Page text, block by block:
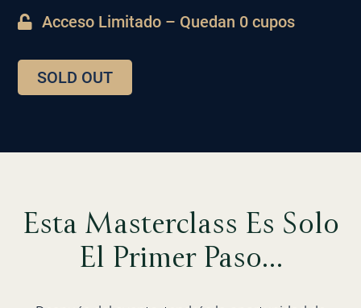
Acceso Limitado – Quedan 0 cupos
SOLD OUT
Esta Masterclass Es Solo
El Primer Paso…